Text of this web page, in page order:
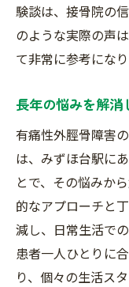
験談は、接骨院の
のような実際の声
て非常に参考になり
長年の悩みを解消
有痛性外脛骨障害
は、みずほ台駅に
とで、その悩みか
的なアプローチと
減し、日常生活で
患者一人ひとりに
り、個々の生活ス